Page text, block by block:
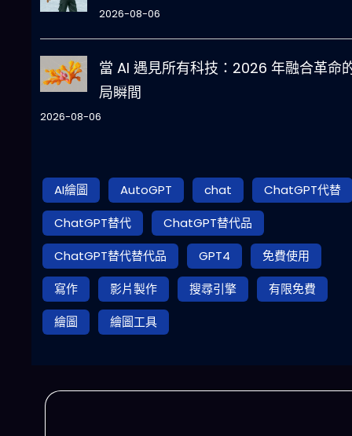
2026-08-06
當 AI 遇見所有科技：2026 年融合革命
局瞬間
2026-08-06
AI繪圖 AutoGPT chat
ChatGPT代替
ChatGPT替代
ChatGPT替代品
ChatGPT替代替代品
GPT4
免費使用
寫作
影片製作 搜尋引擎
有限免費
繪圖
繪圖工具